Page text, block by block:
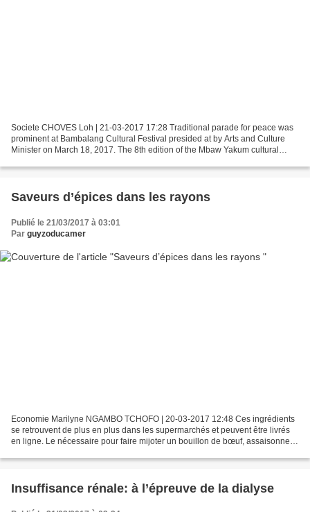
Societe CHOVES Loh | 21-03-2017 17:28 Traditional parade for peace was
prominent at Bambalang Cultural Festival presided at by Arts and Culture
Minister on March 18, 2017. The 8th edition of the Mbaw Yakum cultural
Saveurs d’épices dans les rayons
Publié le 21/03/2017 à 03:01
Par guyzoducamer
Economie Marilyne NGAMBO TCHOFO | 20-03-2017 12:48 Ces ingrédients
se retrouvent de plus en plus dans les supermarchés et peuvent être livrés
en ligne. Le nécessaire pour faire mijoter un bouillon de bœuf, assaisonner
Insuffisance rénale: à l’épreuve de la dialyse